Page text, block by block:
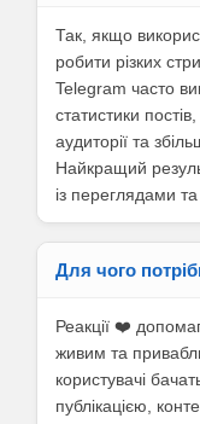
Так, якщо
робити різких
Telegram часто
статистики
аудиторії та
Найкращий
із переглядами
Для чого
Реакції ❤️
живим та
користувачі
публікацією,